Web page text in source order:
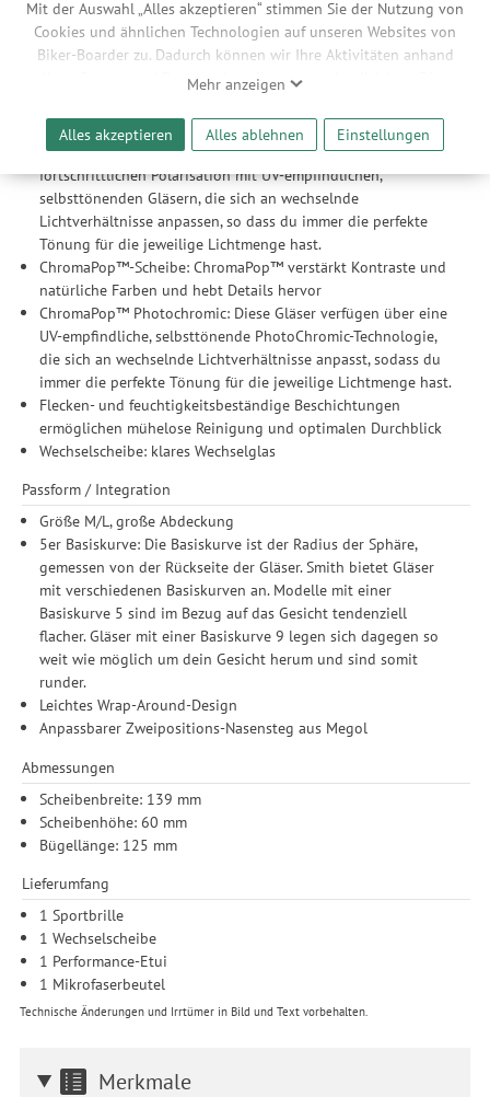
Mit der Auswahl „Alles akzeptieren“ stimmen Sie der Nutzung von
Cookies und ähnlichen Technologien auf unseren Websites von
Biker-Boarder zu. Dadurch können wir Ihre Aktivitäten anhand
Ihrer Geräte- und Browsereinstellungen nachvollziehen. Dies
ermöglicht es uns, anhand ihrer Interessen nutzungsbasierte
Werbeanzeigen für Sie bereitzustellen sowie Funktionalitäten
unserer Website sicherzustellen und stetig zu verbessern. Dabei
werden Ihre Daten auch an Drittanbieter und Werbepartner
weitergegeben. Die Verarbeitung erfolgt ausschließlich zum
Zwecke der Einbindung von Streaming-Inhalten und der
Durchführung von statistischer Analyse, Reichweitenmessungen,
Produktempfehlungen und nutzungsbasierter Werbung.
Informationen zu den einzelnen Funktionen, den Drittanbietern
und der Speicherdauer finden Sie unter Einstellungen. Diese
Einwilligung ist freiwillig, für die Nutzung unserer Website nicht
erforderlich und gilt, bis sie widerrufen wird. Sie können Ihre
Einwilligung unter Einstellungen lediglich für bestimmte
Drittanbieter erteilen und jederzeit für die Zukunft widerrufen.
Mehr anzeigen
Alles akzeptieren Alles ablehnen Einstellungen
damit du die Brille mit einer Hand auf- und absetzen kannst
Magnetisches Smith MAG System für schnellen Gläsertausch
Mirror – 7-45 % Lichtdurchlässigkeit: Mit Smith Polarchormic
kombiniert Smith die blendfreien Vorteile der
fortschrittlichen Polarisation mit UV-empfindlichen,
selbsttönenden Gläsern, die sich an wechselnde
Lichtverhältnisse anpassen, so dass du immer die perfekte
Tönung für die jeweilige Lichtmenge hast.
ChromaPop™-Scheibe: ChromaPop™ verstärkt Kontraste und
natürliche Farben und hebt Details hervor
ChromaPop™ Photochromic: Diese Gläser verfügen über eine
UV-empfindliche, selbsttönende PhotoChromic-Technologie,
die sich an wechselnde Lichtverhältnisse anpasst, sodass du
immer die perfekte Tönung für die jeweilige Lichtmenge hast.
Flecken- und feuchtigkeitsbeständige Beschichtungen
ermöglichen mühelose Reinigung und optimalen Durchblick
Wechselscheibe: klares Wechselglas
Passform / Integration
Größe M/L, große Abdeckung
5er Basiskurve: Die Basiskurve ist der Radius der Sphäre,
gemessen von der Rückseite der Gläser. Smith bietet Gläser
mit verschiedenen Basiskurven an. Modelle mit einer
Basiskurve 5 sind im Bezug auf das Gesicht tendenziell
flacher. Gläser mit einer Basiskurve 9 legen sich dagegen so
weit wie möglich um dein Gesicht herum und sind somit
runder.
Leichtes Wrap-Around-Design
Anpassbarer Zweipositions-Nasensteg aus Megol
Abmessungen
Scheibenbreite: 139 mm
Scheibenhöhe: 60 mm
Bügellänge: 125 mm
Lieferumfang
1 Sportbrille
1 Wechselscheibe
1 Performance-Etui
1 Mikrofaserbeutel
Technische Änderungen und Irrtümer in Bild und Text vorbehalten.
Merkmale